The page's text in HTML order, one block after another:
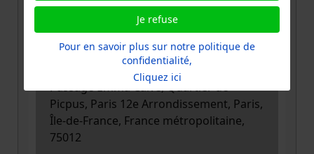
repaircafeparis12@gmail.com
Référent
l'équipe RC12
Adresse
Café de la Maison du Zéro Déchet, 1,
Passage Emma Calvé, Quartier de
Picpus, Paris 12e Arrondissement, Paris,
Île-de-France, France métropolitaine,
75012
Je refuse
Pour en savoir plus sur notre politique de
confidentialité,
Cliquez ici